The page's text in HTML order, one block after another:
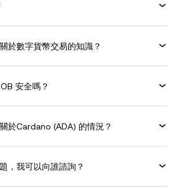
於數字貨幣交易的知識？
安全嗎？
於Cardano (ADA) 的情況？
，我可以向誰諮詢？